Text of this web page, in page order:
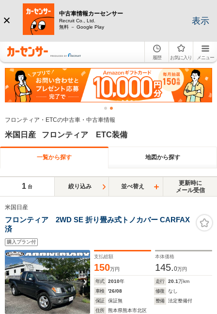
中古車情報カーセンサー
Recruit Co., Ltd.
無料 － Google Play
表示
履歴 お気に入り メニュー
フロンティア・ETCの中古車・中古車情報
米国日産 フロンティア ETC装備
一覧から探す 地図から探す
1 台 絞り込み 並べ替え
更新時に
メール受信
米国日産
フロンティア 2WD SE 折り畳み式トノカバー CARFAX
済
購入プラン付
支払総額
150万円
本体価格
145.0万円
年式 2010年 走行 20.1万km
車検
'26/08 修復
なし
保証
保証無 整備
法定整備付
住所
熊本県熊本市北区